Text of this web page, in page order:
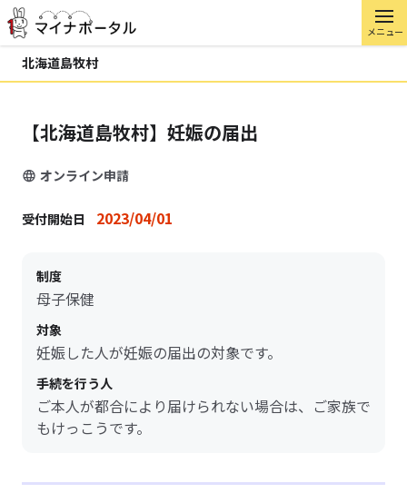
メニュー
北海道島牧村
【北海道島牧村】妊娠の届出
オンライン申請
受付開始日 2023/04/01
制度
母子保健
対象
妊娠した人が妊娠の届出の対象です。
手続を行う人
ご本人が都合により届けられない場合は、ご家族で
もけっこうです。